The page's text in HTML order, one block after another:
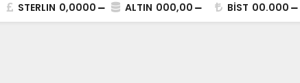
STERLIN 0,0000 ALTIN 000,00 BİST 00.000